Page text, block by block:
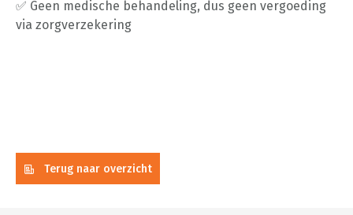
✅ Geen medische behandeling, dus geen vergoeding
via zorgverzekering
Terug naar overzicht